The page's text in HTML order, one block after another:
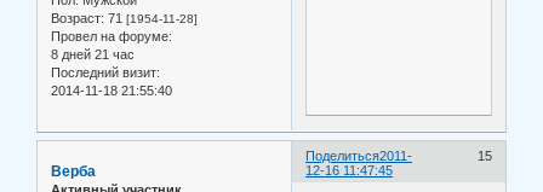
Возраст: 71 [1954-11-28]
Провел на форуме:
8 дней 21 час
Последний визит:
2014-11-18 21:55:40
Поделиться 15
2011-
12-16 11:47:45
Верба